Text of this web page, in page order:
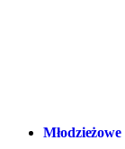
Młodzieżowe